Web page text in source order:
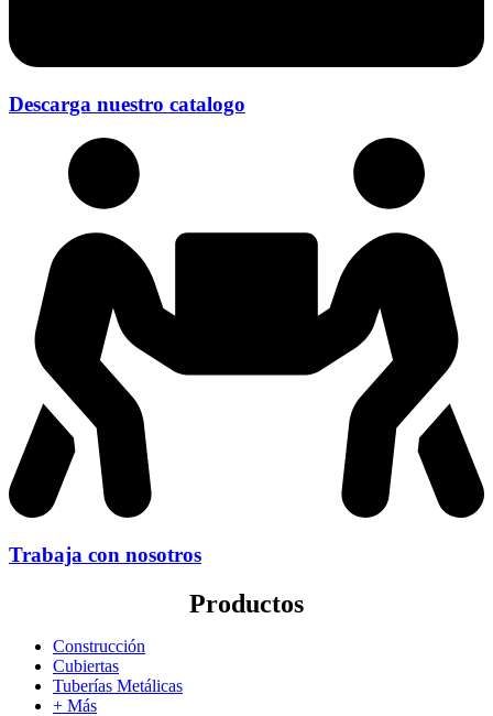
Descarga nuestro catalogo
Trabaja con nosotros
Productos
Construcción
Cubiertas
Tuberías Metálicas
+ Más